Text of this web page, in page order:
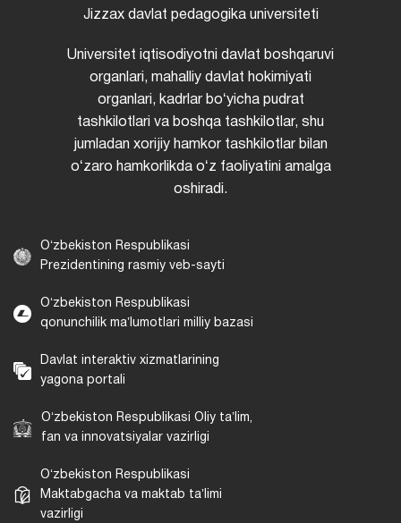
Jizzax davlat pedagogika universiteti
Universitet iqtisodiyotni davlat boshqaruvi
organlari, mahalliy davlat hokimiyati
organlari, kadrlar boʻyicha pudrat
tashkilotlari va boshqa tashkilotlar, shu
jumladan xorijiy hamkor tashkilotlar bilan
oʻzaro hamkorlikda oʻz faoliyatini amalga
oshiradi.
Oʻzbekiston Respublikasi
Prezidentining rasmiy veb-sayti
Oʻzbekiston Respublikasi
qonunchilik maʼlumotlari milliy bazasi
Davlat interaktiv xizmatlarining
yagona portali
Oʻzbekiston Respublikasi Oliy taʼlim,
fan va innovatsiyalar vazirligi
Oʻzbekiston Respublikasi
Maktabgacha va maktab taʼlimi
vazirligi